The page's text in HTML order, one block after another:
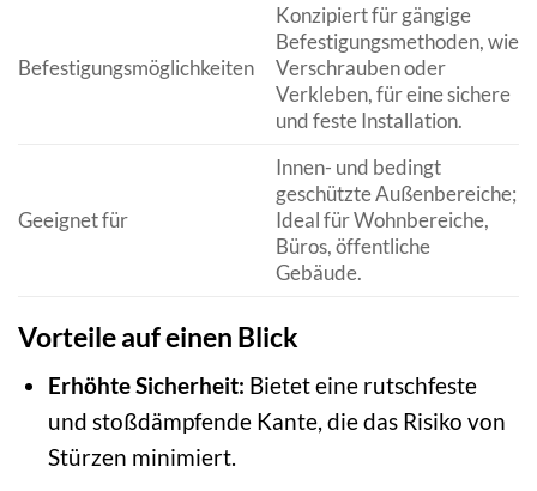
Befestigungsmöglichkeiten
Konzipiert für gängige
Befestigungsmethoden, wie
Verschrauben oder
Verkleben, für eine sichere
und feste Installation.
Geeignet für
Innen- und bedingt
geschützte Außenbereiche;
Ideal für Wohnbereiche,
Büros, öffentliche
Gebäude.
Vorteile auf einen Blick
Erhöhte Sicherheit: Bietet eine rutschfeste
und stoßdämpfende Kante, die das Risiko von
Stürzen minimiert.